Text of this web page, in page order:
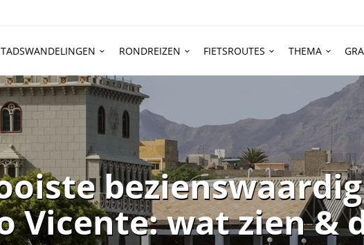
RONDREIZEN FIETSROUTES THEMA
Vicente: wat zien &